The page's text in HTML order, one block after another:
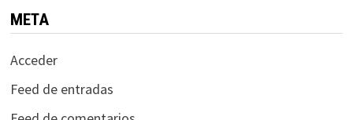
META
Acceder
Feed de entradas